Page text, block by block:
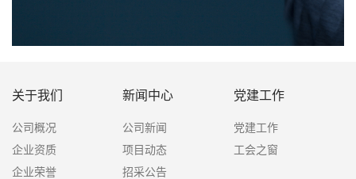
关于我们
公司概况
企业资质
企业荣誉
新闻中心
公司新闻
项目动态
招采公告
党建工作
党建工作
工会之窗